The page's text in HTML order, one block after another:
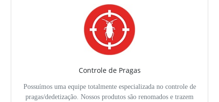
Controle de Pragas
Possuímos uma equipe totalmente especializada no controle de
pragas/dedetização. Nossos produtos são renomados e trazem